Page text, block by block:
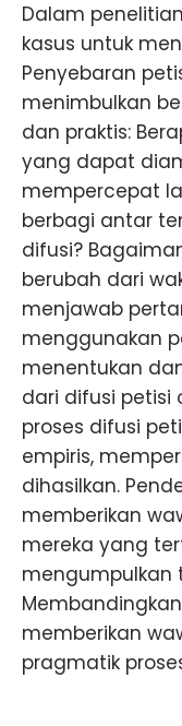
Dalam
kasus untuk
Penyebaran
menimbulkan
dan praktis:
yang dapat
mempercepat
berbagi antar
difusi?
berubah dari
menjawab
menggunakan
menentukan
dari difusi petisi
proses difusi
empiris,
dihasilkan.
memberikan
mereka yang
mengumpulkan
memberikan
pragmatik